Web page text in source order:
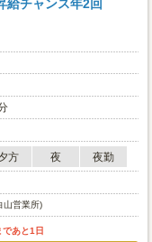
給チャンス年2回
方 夜
夜勤
山営業所)
あと1日